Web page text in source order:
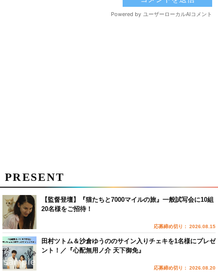
PRESENT
【監督登壇】『猫たちと7000マイルの旅』一般試写会に10組
20名様をご招待！
応募締め切り： 2026.08.15
田村ツトム＆沙倉ゆうののサイン入りチェキを1名様にプレゼ
ント！／『心配無用ノ介 天下御免』
応募締め切り： 2026.08.20